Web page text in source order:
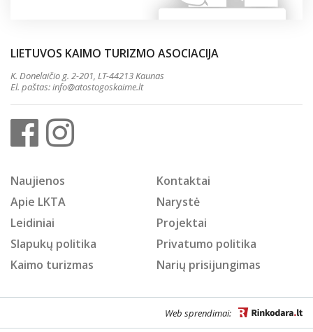
LIETUVOS KAIMO TURIZMO ASOCIACIJA
K. Donelaičio g. 2-201, LT-44213 Kaunas
El. paštas:info@atostogoskaime.lt
Naujienos
Kontaktai
Apie LKTA
Narystė
Leidiniai
Projektai
Slapukų politika
Privatumo politika
Kaimo turizmas
Narių prisijungimas
Web sprendimai: